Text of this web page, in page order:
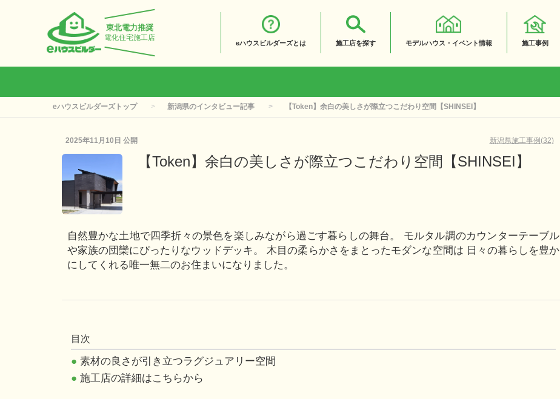
東北電力推奨
電化住宅施工店
eハウスビルダーズとは 施工店を探す モデルハウス・イベント情報 施工事例
eハウスビルダーズトップ 新潟県のインタビュー記事 【Token】余白の美しさが際立つこだわり空間【SHINSEI】
2025年11月10日 公開 新潟県施工事例(32)
【Token】余白の美しさが際立つこだわり空間【SHINSEI】
自然豊かな土地で四季折々の景色を楽しみながら過ごす暮らしの舞台。 モルタル調のカウンターテーブル
や家族の団欒にぴったりなウッドデッキ。 木目の柔らかさをまとったモダンな空間は 日々の暮らしを豊か
にしてくれる唯一無二のお住まいになりました。
目次
● 素材の良さが引き立つラグジュアリー空間
● 施工店の詳細はこちらから